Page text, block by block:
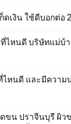
เงิน ใช้ดีบอกต่อ
ไหนดี บริษัทแม่บ้
ไหนดี และมีความ
ขน ปราจีนบุรี ผิว